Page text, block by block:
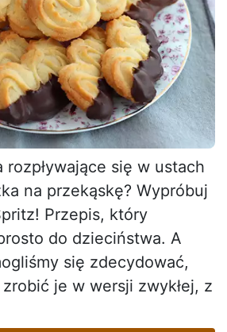
rozpływające się w ustach
na przekąskę? Wypróbuj
Przepis, który
do dzieciństwa. A
się zdecydować,
je w wersji zwykłej, z